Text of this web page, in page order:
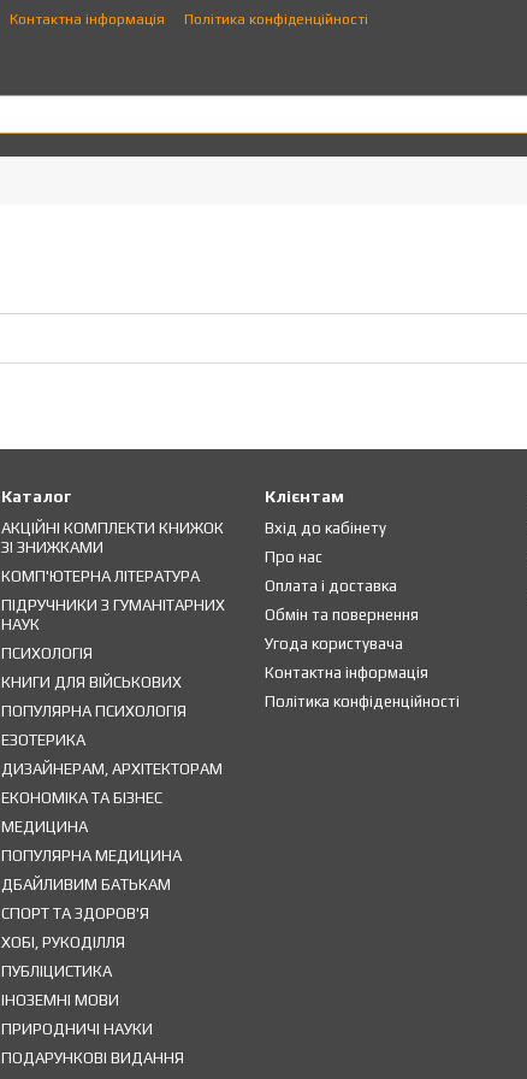
Контактна інформація Політика конфіденційності
Каталог
АКЦІЙНІ КОМПЛЕКТИ КНИЖОК
ЗІ ЗНИЖКАМИ
КОМП'ЮТЕРНА ЛІТЕРАТУРА
ПІДРУЧНИКИ З ГУМАНІТАРНИХ
НАУК
ПСИХОЛОГІЯ
КНИГИ ДЛЯ ВІЙСЬКОВИХ
ПОПУЛЯРНА ПСИХОЛОГІЯ
ЕЗОТЕРИКА
ДИЗАЙНЕРАМ, АРХІТЕКТОРАМ
ЕКОНОМІКА ТА БІЗНЕС
МЕДИЦИНА
ПОПУЛЯРНА МЕДИЦИНА
ДБАЙЛИВИМ БАТЬКАМ
СПОРТ ТА ЗДОРОВ'Я
ХОБІ, РУКОДІЛЛЯ
ПУБЛІЦИСТИКА
ІНОЗЕМНІ МОВИ
ПРИРОДНИЧІ НАУКИ
ПОДАРУНКОВІ ВИДАННЯ
Клієнтам
Вхід до кабінету
Про нас
Оплата і доставка
Обмін та повернення
Угода користувача
Контактна інформація
Політика конфіденційності